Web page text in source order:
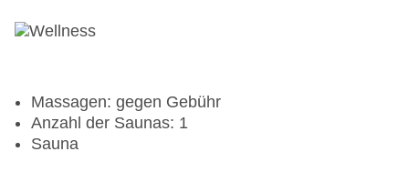
Massagen: gegen Gebühr
Anzahl der Saunas: 1
Sauna